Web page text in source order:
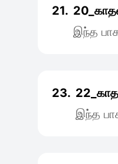
21.
இந்த
23.
இந்த